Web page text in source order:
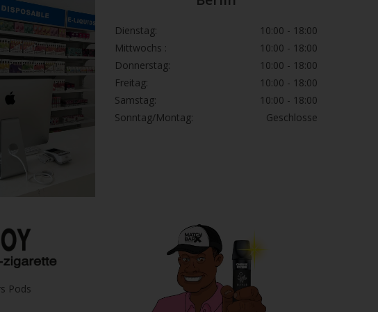
Dienstag:
10:00 - 18:00
Mittwochs :
10:00 - 18:00
Donnerstag:
10:00 - 18:00
Freitag:
10:00 - 18:00
Samstag:
10:00 - 18:00
Sonntag/Montag:
Geschlosse
Pods